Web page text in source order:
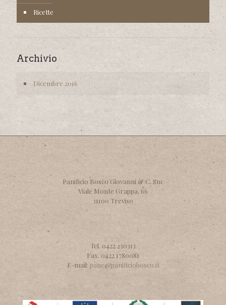
Ricette
Archivio
Dicembre 2016
Panificio Bosco Giovanni & C. Snc
Viale Monte Grappa, 66
31100 Treviso
Tel. 0422 230313
Fax. 0422 1780081
E-mail: pane@panificiobosco.it